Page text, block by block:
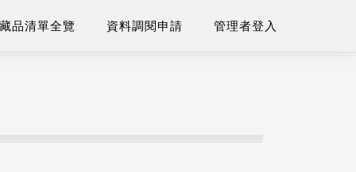
品清單全覽 資料調閱申請 管理者登入